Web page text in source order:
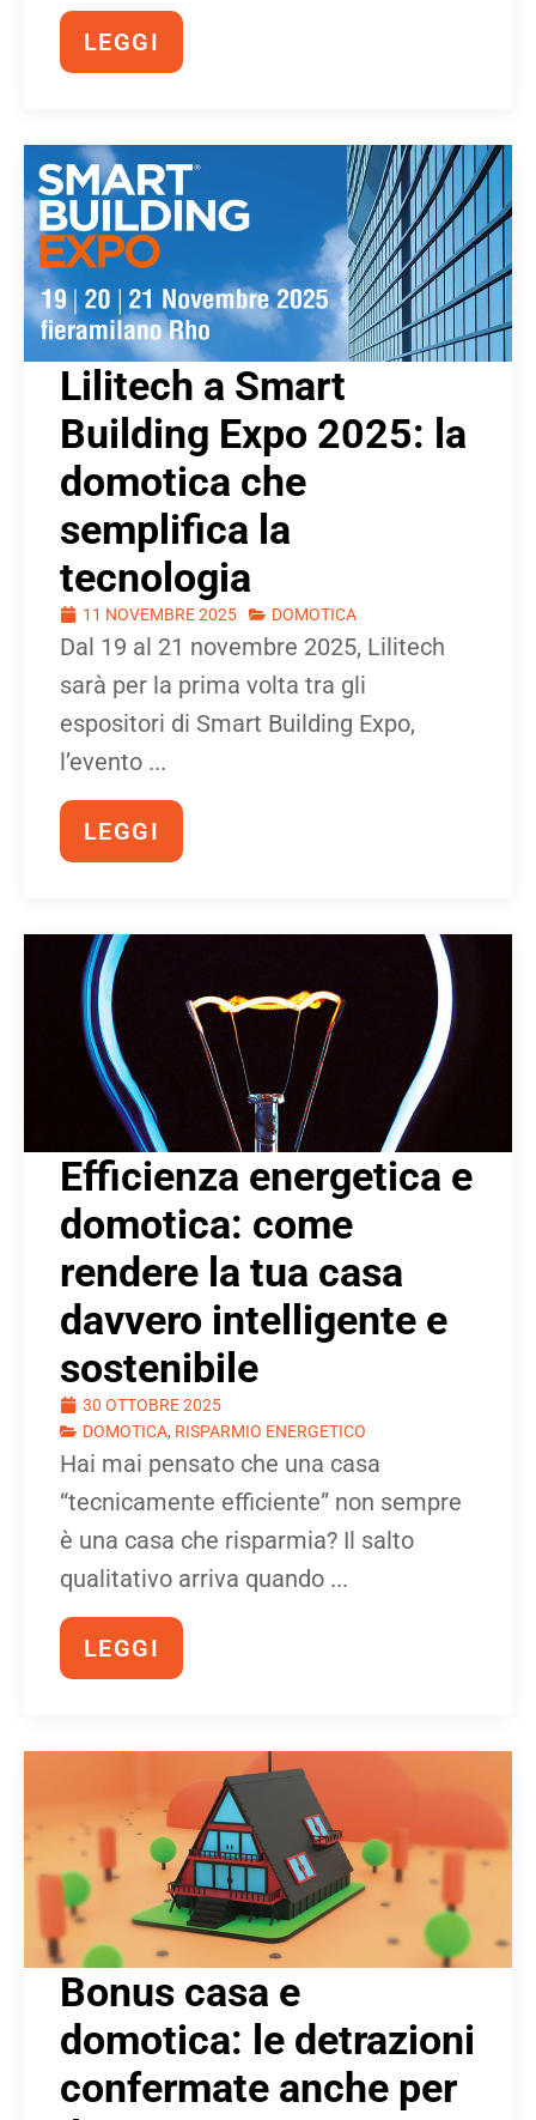
LEGGI
Lilitech a Smart
Building Expo 2025: la
domotica che
semplifica la
tecnologia
11 NOVEMBRE 2025 DOMOTICA
Dal 19 al 21 novembre 2025, Lilitech
sarà per la prima volta tra gli
espositori di Smart Building Expo,
l’evento ...
LEGGI
Efficienza energetica e
domotica: come
rendere la tua casa
davvero intelligente e
sostenibile
30 OTTOBRE 2025
DOMOTICA, RISPARMIO ENERGETICO
Hai mai pensato che una casa
“tecnicamente efficiente” non sempre
è una casa che risparmia? Il salto
qualitativo arriva quando ...
LEGGI
Bonus casa e
domotica: le detrazioni
confermate anche per